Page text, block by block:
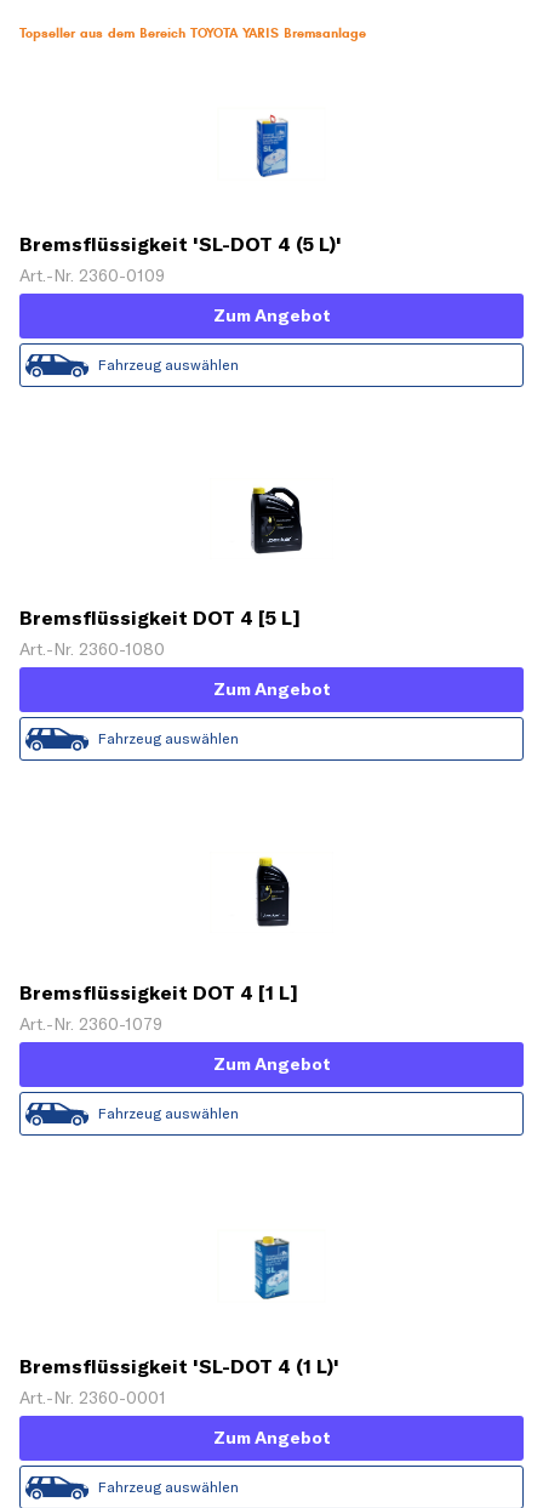
Topseller aus dem Bereich TOYOTA YARIS Bremsanlage
Bremsflüssigkeit 'SL-DOT 4 (5 L)'
Art.-Nr. 2360-0109
Zum Angebot
Fahrzeug auswählen
Bremsflüssigkeit DOT 4 [5 L]
Art.-Nr. 2360-1080
Zum Angebot
Fahrzeug auswählen
Bremsflüssigkeit DOT 4 [1 L]
Art.-Nr. 2360-1079
Zum Angebot
Fahrzeug auswählen
Bremsflüssigkeit 'SL-DOT 4 (1 L)'
Art.-Nr. 2360-0001
Zum Angebot
Fahrzeug auswählen